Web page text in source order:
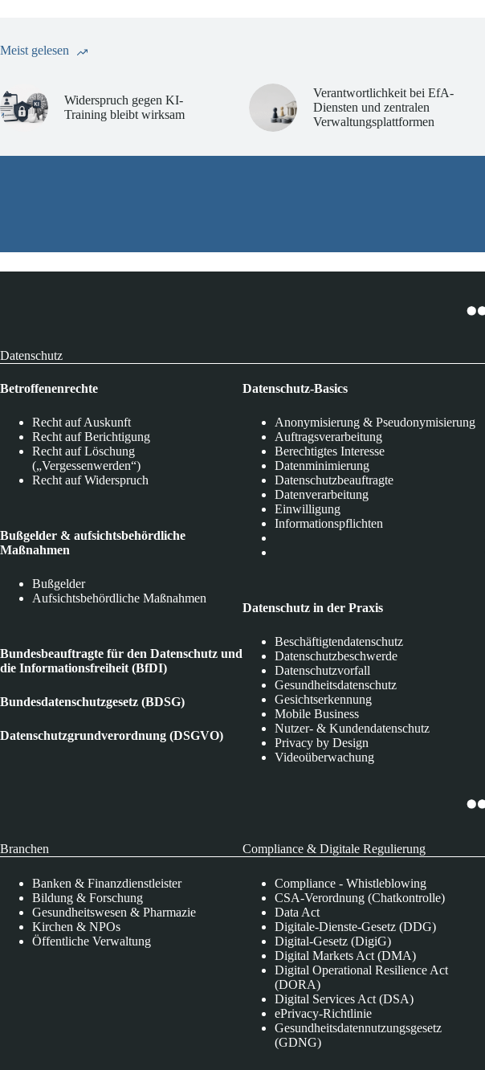
Meist gelesen
Widerspruch gegen KI-
Training bleibt wirksam
Verantwortlichkeit bei EfA-
Diensten und zentralen
Verwaltungsplattformen
Datenschutz
Betroffenenrechte
Recht auf Auskunft
Recht auf Berichtigung
Recht auf Löschung
(„Vergessenwerden“)
Recht auf Widerspruch
Bußgelder & aufsichtsbehördliche
Maßnahmen
Bußgelder
Aufsichtsbehördliche Maßnahmen
Bundesbeauftragte für den Datenschutz und
die Informationsfreiheit (BfDI)
Bundesdatenschutzgesetz (BDSG)
Datenschutzgrundverordnung (DSGVO)
Datenschutz-Basics
Anonymisierung & Pseudonymisierung
Auftragsverarbeitung
Berechtigtes Interesse
Datenminimierung
Datenschutzbeauftragte
Datenverarbeitung
Einwilligung
Informationspflichten
Datenschutz in der Praxis
Beschäftigtendatenschutz
Datenschutzbeschwerde
Datenschutzvorfall
Gesundheitsdatenschutz
Gesichtserkennung
Mobile Business
Nutzer- & Kundendatenschutz
Privacy by Design
Videoüberwachung
Branchen
Banken & Finanzdienstleister
Bildung & Forschung
Gesundheitswesen & Pharmazie
Kirchen & NPOs
Öffentliche Verwaltung
Compliance & Digitale Regulierung
Compliance - Whistleblowing
CSA-Verordnung (Chatkontrolle)
Data Act
Digitale-Dienste-Gesetz (DDG)
Digital-Gesetz (DigiG)
Digital Markets Act (DMA)
Digital Operational Resilience Act
(DORA)
Digital Services Act (DSA)
ePrivacy-Richtlinie
Gesundheitsdatennutzungsgesetz
(GDNG)